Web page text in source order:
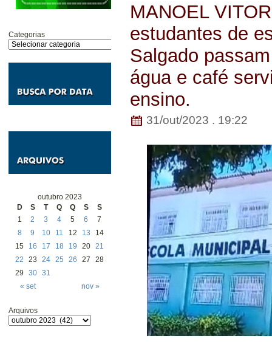
Categorias
outubro 2023
D
S T Q Q S S
« set nov »
1 2 3 4 5 6
7
8
9 10 11 12 13
14
15
16 17 18 19 20 21
22
23 24 25 26 27
28
29
30 31
Arquivos
MANOEL
estudantes de
Salgado
água e café
ensino.
31/out/2023 . 19:22